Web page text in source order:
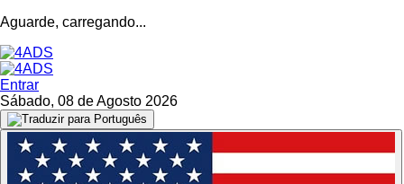
Aguarde, carregando...
Entrar
Sábado, 08 de Agosto 2026